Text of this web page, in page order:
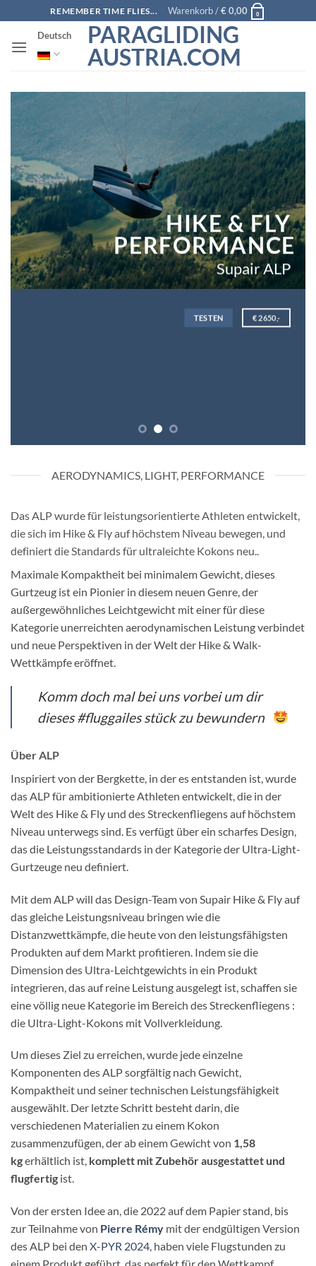
Inhalt
springen
REMEMBER TIME FLIES... Warenkorb /€0,00 0
PARAGLIDING
AUSTRIA.COM
Deutsch
HIKE & FLY
PERFORMANCE
Supair ALP
TESTEN € 2650,-
AERODYNAMICS, LIGHT, PERFORMANCE
Das ALP wurde für leistungsorientierte Athleten entwickelt,
die sich im Hike & Fly auf höchstem Niveau bewegen, und
definiert die Standards für ultraleichte Kokons neu..
Maximale Kompaktheit bei minimalem Gewicht, dieses
Gurtzeug ist ein Pionier in diesem neuen Genre, der
außergewöhnliches Leichtgewicht mit einer für diese
Kategorie unerreichten aerodynamischen Leistung verbindet
und neue Perspektiven in der Welt der Hike & Walk-
Wettkämpfe eröffnet.
Komm doch mal bei uns vorbei um dir
dieses #fluggailes stück zu bewundern
Über ALP
Inspiriert von der Bergkette, in der es entstanden ist, wurde
das ALP für ambitionierte Athleten entwickelt, die in der
Welt des Hike & Fly und des Streckenfliegens auf höchstem
Niveau unterwegs sind. Es verfügt über ein scharfes Design,
das die Leistungsstandards in der Kategorie der Ultra-Light-
Gurtzeuge neu definiert.
Mit dem ALP will das Design-Team von Supair Hike & Fly auf
das gleiche Leistungsniveau bringen wie die
Distanzwettkämpfe, die heute von den leistungsfähigsten
Produkten auf dem Markt profitieren. Indem sie die
Dimension des Ultra-Leichtgewichts in ein Produkt
integrieren, das auf reine Leistung ausgelegt ist, schaffen sie
eine völlig neue Kategorie im Bereich des Streckenfliegens :
die Ultra-Light-Kokons mit Vollverkleidung.
Um dieses Ziel zu erreichen, wurde jede einzelne
Komponenten des ALP sorgfältig nach Gewicht,
Kompaktheit und seiner technischen Leistungsfähigkeit
ausgewählt. Der letzte Schritt besteht darin, die
verschiedenen Materialien zu einem Kokon
zusammenzufügen, der ab einem Gewicht von 1,58
kgerhältlich ist, komplett mit Zubehör ausgestattet und
flugfertig ist.
Von der ersten Idee an, die 2022 auf dem Papier stand, bis
zur Teilnahme von Pierre Rémy mit der endgültigen Version
des ALP bei den X-PYR 2024, haben viele Flugstunden zu